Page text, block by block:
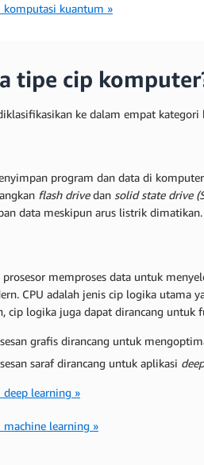
komputasi kuantum »
tipe cip
ke dalam empat kategori
program dan data di
flash drivedan solid state drive
data meskipun arus listrik dimatikan.
memproses data untuk
CPU adalah jenis cip logika utama
cip logika juga dapat dirancang untuk
grafis dirancang untuk
saraf dirancang untuk aplikasi
deep learning »
machine learning »